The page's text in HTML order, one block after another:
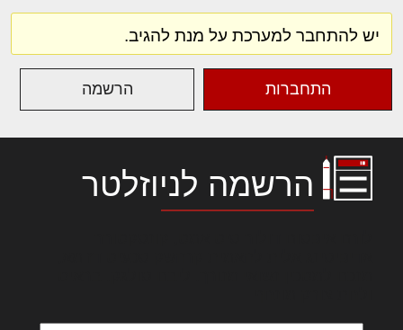
יש להתחבר למערכת על מנת להגיב.
התחברות הרשמה
הרשמה לניוזלטר